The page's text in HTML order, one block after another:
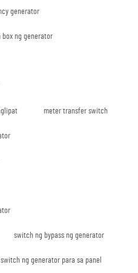
generator
box ng generator
meter transfer switch
switch ng bypass ng generator
switch ng generator para sa panel